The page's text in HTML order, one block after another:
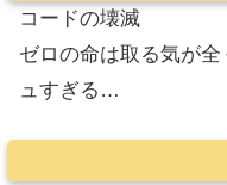
コードの壊滅
ゼロの命は取る気が
ュすぎる…